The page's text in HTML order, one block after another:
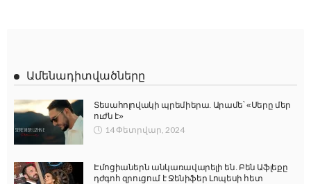
Ամենադիտվածները
Տեսահոլովակի պրեմիերա. Արամե՝ «Սերը մեր
ուժն է»
14 Փետրվար, 2024
Էմոցիաներն անկառավարելի են. Բեն Աֆլեքը
դժգոհ զրուցում է Ջենիֆեր Լոպեսի հետ